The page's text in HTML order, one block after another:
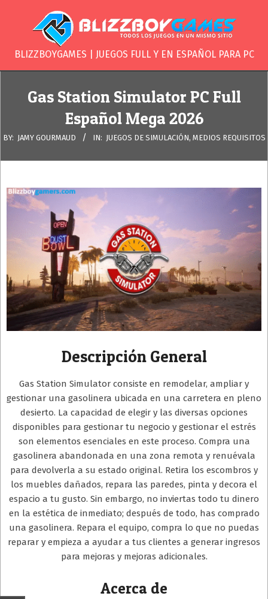
BLIZZBOYGAMES | JUEGOS FULL Y EN ESPAÑOL PARA PC
NavigationGas Station Simulator PC Full
Español Mega 2026
BY: JAMY GOURMAUD IN: JUEGOS DE SIMULACIÓN, MEDIOS REQUISITOS
Descripción General
Gas Station Simulator consiste en remodelar, ampliar y
gestionar una gasolinera ubicada en una carretera en pleno
desierto. La capacidad de elegir y las diversas opciones
disponibles para gestionar tu negocio y gestionar el estrés
son elementos esenciales en este proceso. Compra una
gasolinera abandonada en una zona remota y renuévala
para devolverla a su estado original. Retira los escombros y
los muebles dañados, repara las paredes, pinta y decora el
espacio a tu gusto. Sin embargo, no inviertas todo tu dinero
en la estética de inmediato; después de todo, has comprado
una gasolinera. Repara el equipo, compra lo que no puedas
reparar y empieza a ayudar a tus clientes a generar ingresos
para mejoras y mejoras adicionales.
Acerca de